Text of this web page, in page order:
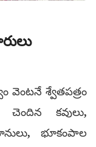
వెంటనే శ్వేతపత్రం
కవులు,
భూకంపాల